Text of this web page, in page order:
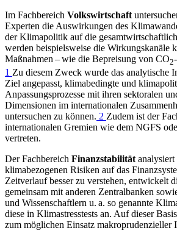
Im Fachbereich Volkswirtschaft
Experten die Auswirkungen des
der Klimapolitik auf die
werden beispielsweise die Wirkungskanäle
Maßnahmen – wie die Bepreisung von CO2
1 Zu diesem Zweck wurde das analytische
Ziel angepasst, klimabedingte und
Anpassungsprozesse mit ihren sektoralen
Dimensionen im internationalen
untersuchen zu können. 2 Zudem ist der
internationalen Gremien wie dem NGFS
vertreten.
Der Fachbereich Finanzstabilität analysiert
klimabezogenen Risiken auf das
Zeitverlauf besser zu verstehen, entwickelt
gemeinsam mit anderen Zentralbanken
und Wissenschaftlern u. a. so genannte
diese in Klimastresstests an. Auf dieser
zum möglichen Einsatz makroprudenzieller